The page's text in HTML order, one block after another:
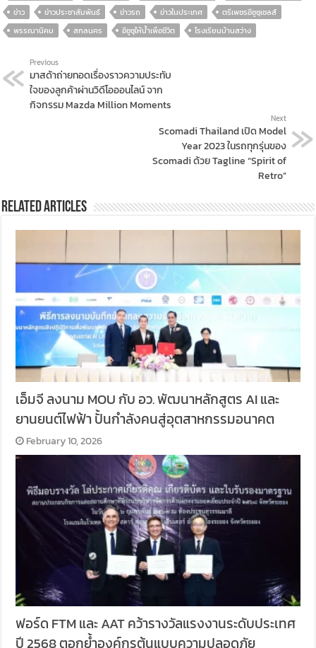
ข่าว
ข่าวประชาสัมพันธ์ ข่าวรถ ข่าวในประเทศ
ตรีเพชรอีซูซุเซลส์
พรรณานิคม
สกลนคร อีซูซุให้น้ำเพื่อชีวิต โรงเรียนบ้านสว่าง
Previous
มาสด้าถ่ายทอดเรื่องราวความประทับ
ใจของลูกค้าผ่านวิดีโอออนไลน์ จาก
กิจกรรม Mazda Million Moments
Next
Scomadi Thailand เปิด Model
Year 2023 ในรถทุกรุ่นของ
Scomadi ด้วย Tagline “Spirit of
Retro”
Related Articles
เอ็มจี ลงนาม MOU กับ อว. พัฒนาหลักสูตร AI และ
ยานยนต์ไฟฟ้า ปั้นกำลังคนสู่อุตสาหกรรมอนาคต
February 10, 2026
ฟอร์ด FTM และ AAT คว้ารางวัลแรงงานระดับประเทศ
ปี 2568 ตอกย้ำองค์กรต้นแบบความปลอดภัย